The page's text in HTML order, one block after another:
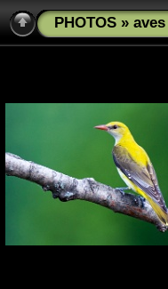
PHOTOS » aves